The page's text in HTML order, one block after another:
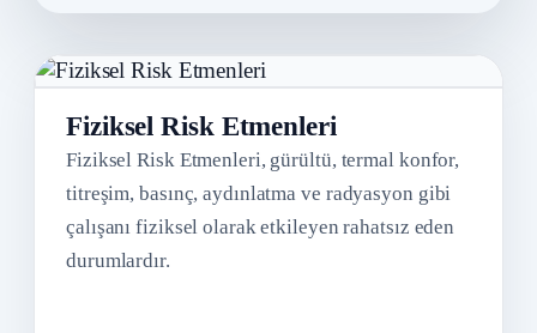
Fiziksel Risk Etmenleri
Fiziksel Risk Etmenleri, gürültü, termal konfor,
titreşim, basınç, aydınlatma ve radyasyon gibi
çalışanı fiziksel olarak etkileyen rahatsız eden
durumlardır.